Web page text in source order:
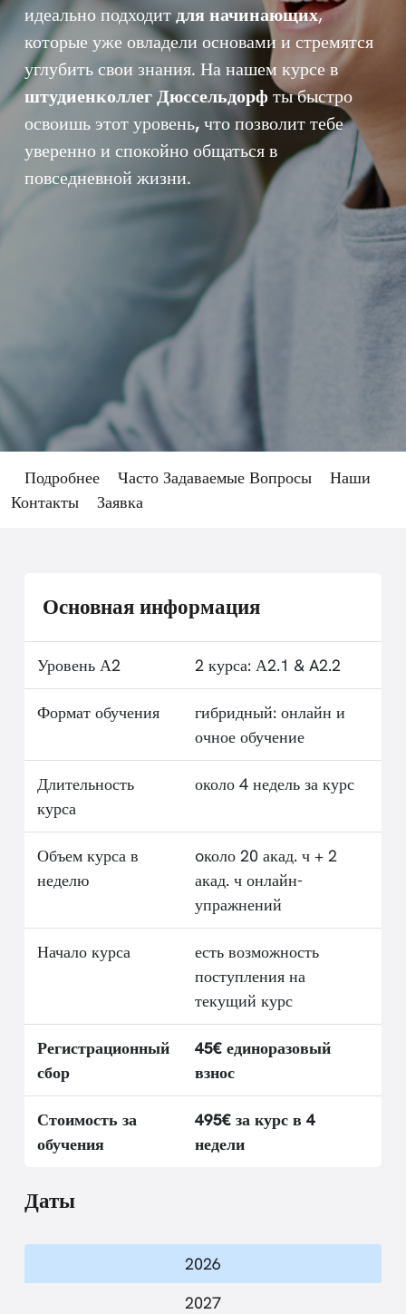
идеально подходитдля начинающих,
которые уже овладели основами и стремятся
углубить свои знания. На нашем курсе в
штудиенколлег Дюссельдорфты быстро
освоишь этот уровень,что позволит тебе
уверенно и спокойно общаться в
повседневной жизни.
Подробнее Часто Задаваемые Вопросы
Наши
Контакты
Заявка
Даты
2026
2027
Основная информация
Уровень А2 2 курса: А2.1 & A2.2
Формат обучения
гибридный: онлайн и
очное обучение
Длительность
курса
около 4 недель за курс
Объем курса в
неделю
oколо 20 акад. ч + 2
акад. ч онлайн-
упражнений
Начало курса
есть возможность
поступления на
текущий курс
Регистрационный
сбор
45€ единоразовый
взнос
Стоимость за
обучения
495€ за курс в 4
недели